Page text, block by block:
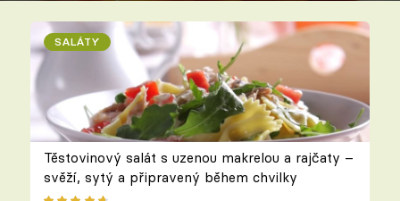
SALÁTY
Těstovinový salát s uzenou makrelou a rajčaty –
svěží, sytý a připravený během chvilky